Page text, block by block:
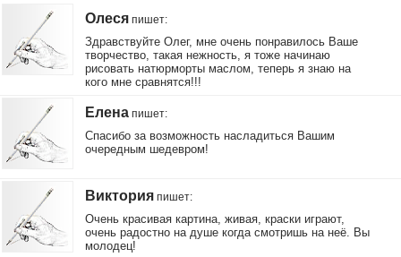
Олеся пишет:
Здравствуйте Олег, мне очень понравилось Ваше
творчество, такая нежность, я тоже начинаю
рисовать натюрморты маслом, теперь я знаю на
кого мне сравнятся!!!
Елена пишет:
Спасибо за возможность насладиться Вашим
очередным шедевром!
Виктория пишет:
Очень красивая картина, живая, краски играют,
очень радостно на душе когда смотришь на неё. Вы
молодец!